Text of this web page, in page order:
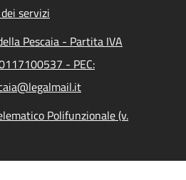
servizi
Pescaia - Partita IVA
- PEC:
Polifunzionale (v.